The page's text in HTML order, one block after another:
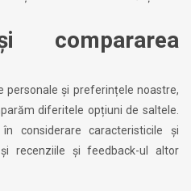
compararea
personale și preferințele noastre,
diferitele opțiuni de saltele.
considerare caracteristicile și
recenziile și feedback-ul altor